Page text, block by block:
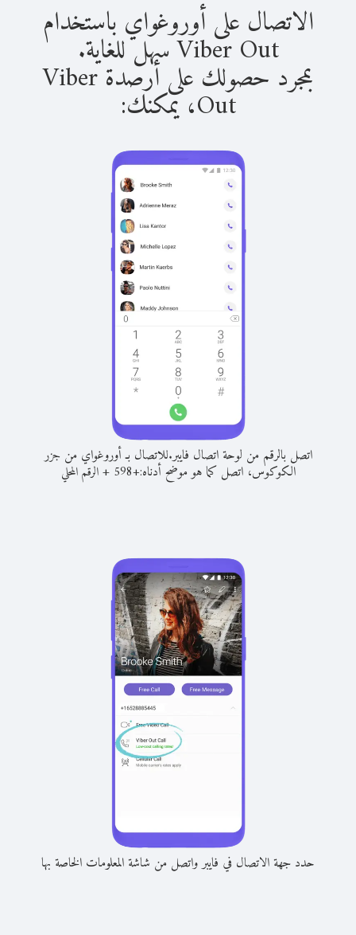
الاتصال على أوروغواي باستخدام
Viber Out سهل للغاية.
بمجرد حصولك على أرصدة Viber
Out، يمكنك:
اتصل بالرقم من لوحة اتصال فايبر.للاتصال بـ أوروغواي من جزر
الكوكوس، اتصل كما هو موضح أدناه:+
598
+الرقم المحلي
حدد جهة الاتصال في فايبر واتصل من شاشة المعلومات الخاصة بها